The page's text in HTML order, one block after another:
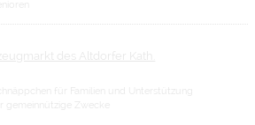
des Altdorfer Kath.
für Familien und Unterstützung
gemeinnützige Zwecke